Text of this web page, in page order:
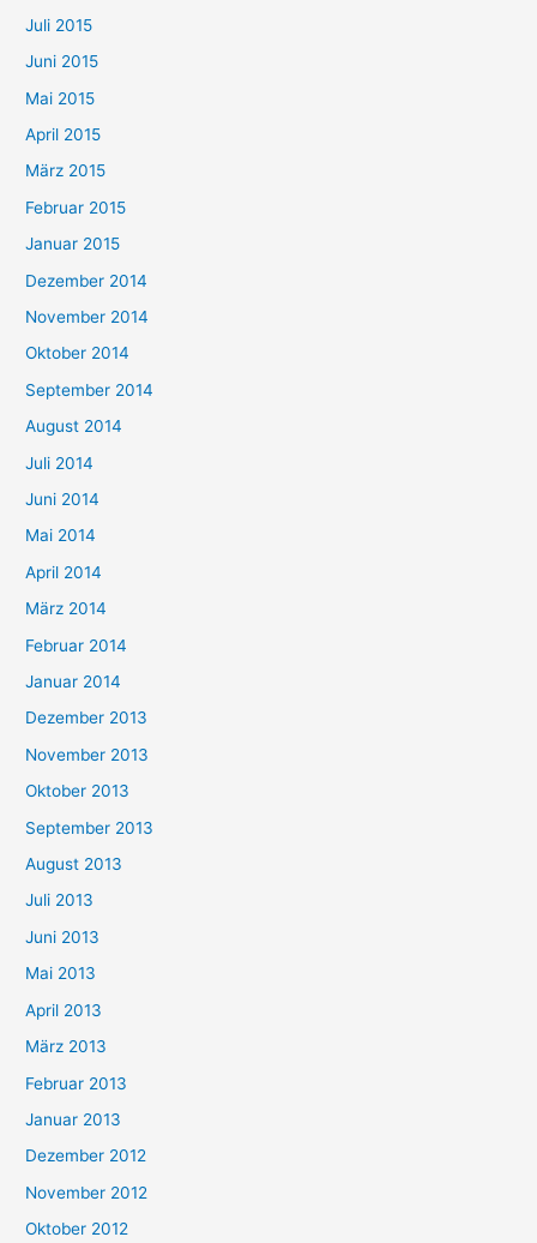
Juli 2015
Juni 2015
Mai 2015
April 2015
März 2015
Februar 2015
Januar 2015
Dezember 2014
November 2014
Oktober 2014
September 2014
August 2014
Juli 2014
Juni 2014
Mai 2014
April 2014
März 2014
Februar 2014
Januar 2014
Dezember 2013
November 2013
Oktober 2013
September 2013
August 2013
Juli 2013
Juni 2013
Mai 2013
April 2013
März 2013
Februar 2013
Januar 2013
Dezember 2012
November 2012
Oktober 2012